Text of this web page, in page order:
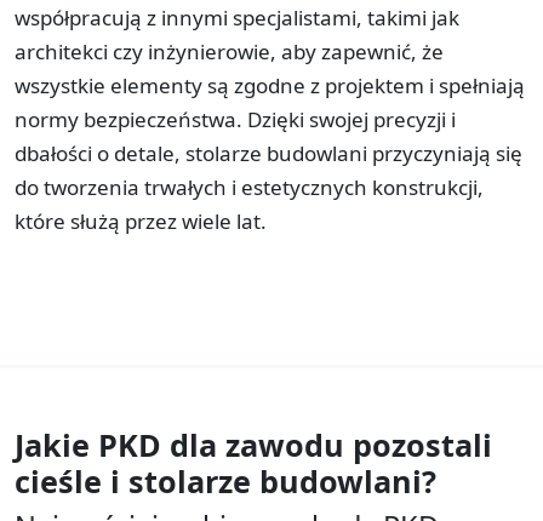
współpracują z innymi specjalistami, takimi jak
architekci czy inżynierowie, aby zapewnić, że
wszystkie elementy są zgodne z projektem i spełniają
normy bezpieczeństwa. Dzięki swojej precyzji i
dbałości o detale, stolarze budowlani przyczyniają się
do tworzenia trwałych i estetycznych konstrukcji,
które służą przez wiele lat.
Jakie PKD dla zawodu pozostali
cieśle i stolarze budowlani?